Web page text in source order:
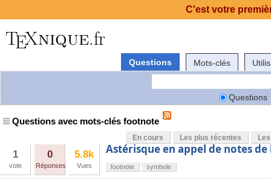
Questions Mots-clés
Questions
Questions avec mots-clés footnote
En cours Les plus récentes
1
vote
0
Réponses
5.8k
Vues
Astérisque en appel de notes de
footnote symbole
C'est votre